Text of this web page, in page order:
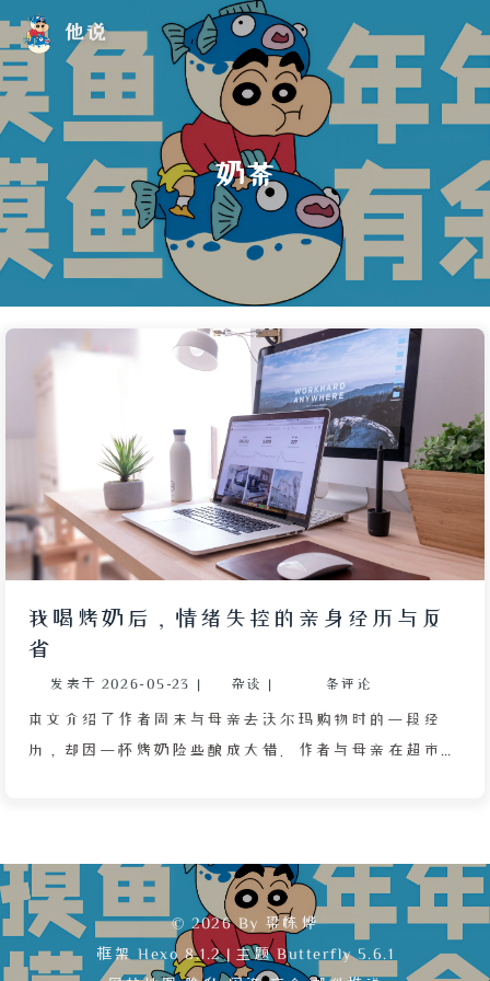
他说
奶茶
我喝烤奶后，情绪失控的亲身经历与反
省
发表于 2026-05-23 | 杂谈 | 条评论
本文介绍了作者周末与母亲去沃尔玛购物时的一段经
历，却因一杯烤奶险些酿成大错。作者与母亲在超市因
六元钱买了杯常温小杯烤奶。喝下烤奶不久，作者突然
感到强烈的烦躁与易怒，甚至失控动手按压母亲的脖
子，幸而未造成伤害。事后作者深刻反思，怀疑饮料中
过高的糖分或咖啡因导致血糖飙升、情绪失控，并将此
© 2026 By 梁栋烨
框架Hexo 8.1.2 | 主题Butterfly 5.6.1